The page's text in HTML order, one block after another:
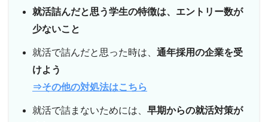
就活詰んだと思う学生の特徴は、エントリー数が
少ないこと
就活で詰んだと思った時は、 通年採用の企業を受
けよう
⇒その他の対処法はこちら
就活で詰まないためには、 早期からの就活対策が